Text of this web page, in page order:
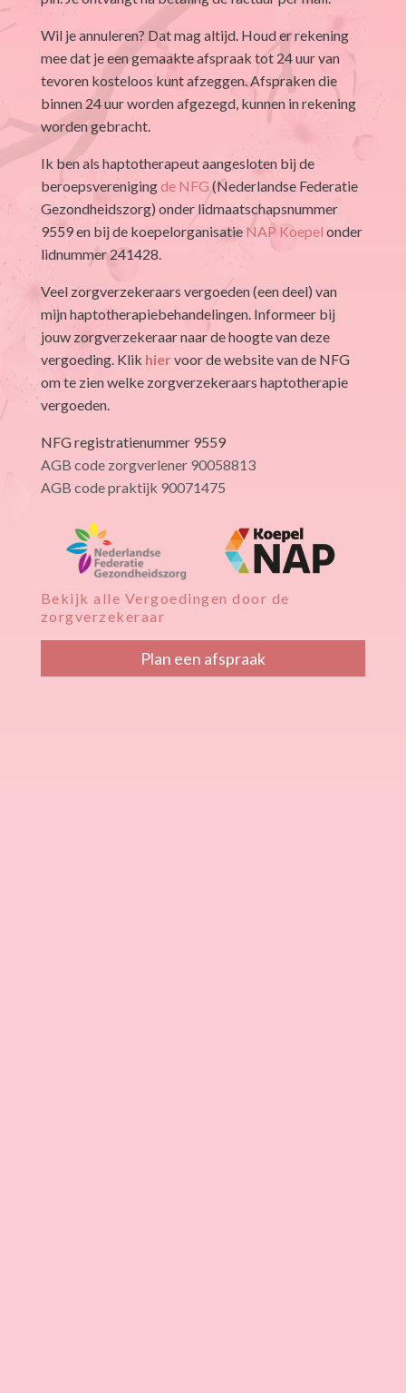
Wil je annuleren? Dat mag altijd. Houd er rekening
mee dat je een gemaakte afspraak tot 24 uur van
tevoren kosteloos kunt afzeggen. Afspraken die
binnen 24 uur worden afgezegd, kunnen in rekening
worden gebracht.
Ik ben als haptotherapeut aangesloten bij de
beroepsverenigingde NFG (Nederlandse Federatie
Gezondheidszorg) onder lidmaatschapsnummer
9559 en bij de koepelorganisatie NAP Koepel onder
lidnummer 241428.
Veel zorgverzekeraars vergoeden (een deel) van
mijn haptotherapiebehandelingen. Informeer bij
jouw zorgverzekeraar naar de hoogte van deze
vergoeding. Klik hier voor de website van de NFG
om te zien welke zorgverzekeraars haptotherapie
vergoeden.
NFG registratienummer 9559
AGB code zorgverlener 90058813
AGB code praktijk 90071475
Bekijk alle Vergoedingen door de
zorgverzekeraar
Plan een afspraak